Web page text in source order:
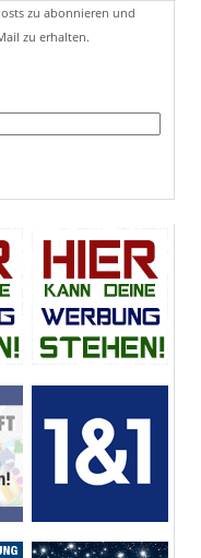
zu abonnieren und
zu erhalten.